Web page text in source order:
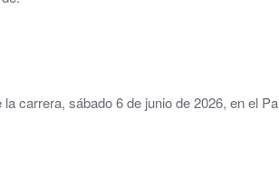
carrera, sábado 6 de junio de 2026, en el